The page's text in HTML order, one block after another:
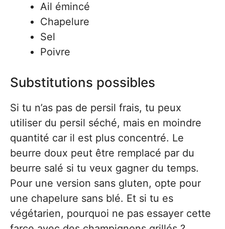
Ail émincé
Chapelure
Sel
Poivre
Substitutions possibles
Si tu n’as pas de persil frais, tu peux
utiliser du persil séché, mais en moindre
quantité car il est plus concentré. Le
beurre doux peut être remplacé par du
beurre salé si tu veux gagner du temps.
Pour une version sans gluten, opte pour
une chapelure sans blé. Et si tu es
végétarien, pourquoi ne pas essayer cette